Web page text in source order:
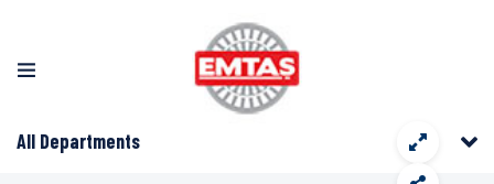
All Departments